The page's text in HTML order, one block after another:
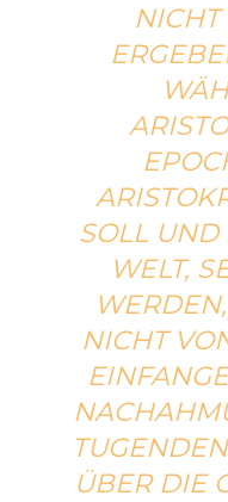
NICHT
OLL UND
ELT,
ERDEN,
ICHT VON
UGENDEN
BER DIE